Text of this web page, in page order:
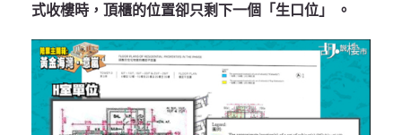
式收樓時，頂櫃的位置卻只剩下一個「生口位」 。